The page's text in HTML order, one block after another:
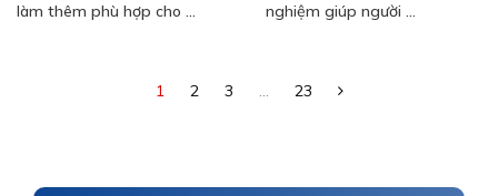
làm thêm phù hợp cho ...
nghiệm giúp người ...
1 2 3 ... 23